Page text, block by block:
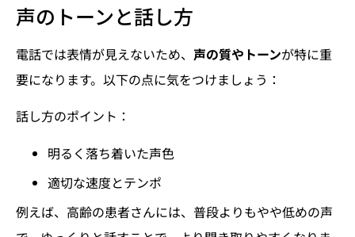
声のトーンと話し方
電話では表情が見えないため、 声の質やトーンが特に重
要になります。以下の点に気をつけましょう：
話し方のポイント：
明るく落ち着いた声色
適切な速度とテンポ
例えば、高齢の患者さんには、普段よりもやや低めの声